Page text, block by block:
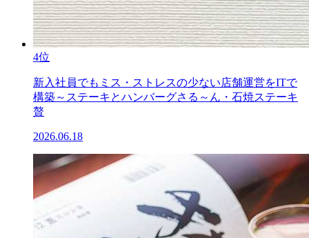
4位
新入社員でもミス・ストレスの少ない店舗運営をITで
構築～ステーキとハンバーグさる～ん・石焼ステーキ
贅
2026.06.18